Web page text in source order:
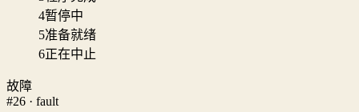
4暂停中
5准备就绪
6正在中止
故障
#26 · fault